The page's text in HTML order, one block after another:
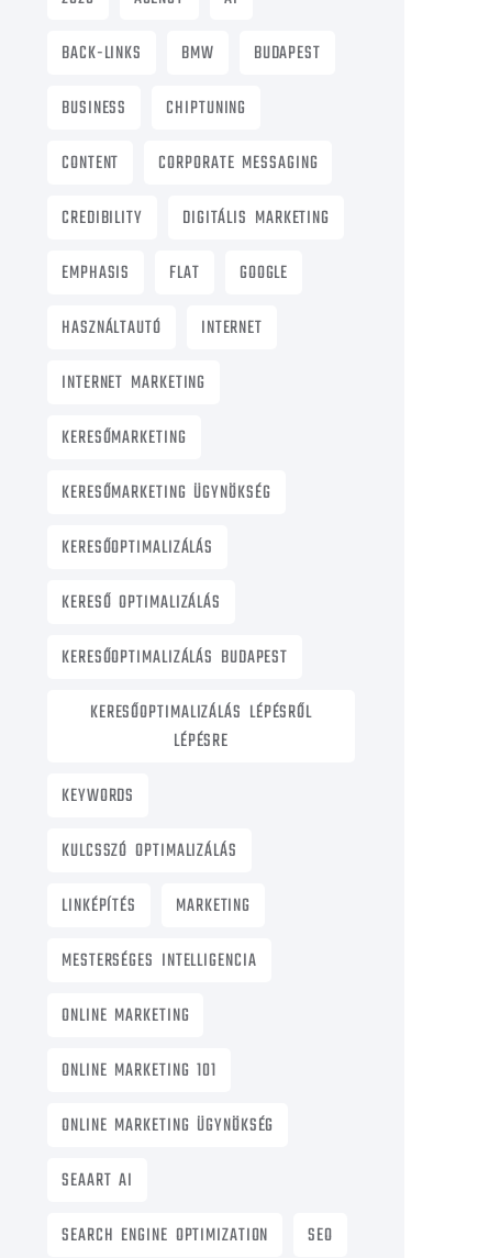
BACK-LINKS
BMW
BUDAPEST
BUSINESS
CHIPTUNING
CONTENT
CORPORATE MESSAGING
CREDIBILITY
DIGITÁLIS MARKETING
EMPHASIS
FLAT
GOOGLE
HASZNÁLTAUTÓ
INTERNET
INTERNET MARKETING
KERESŐMARKETING
KERESŐMARKETING ÜGYNÖKSÉG
KERESŐOPTIMALIZÁLÁS
KERESŐ OPTIMALIZÁLÁS
KERESŐOPTIMALIZÁLÁS BUDAPEST
KERESŐOPTIMALIZÁLÁS LÉPÉSRŐL
LÉPÉSRE
KEYWORDS
KULCSSZÓ OPTIMALIZÁLÁS
LINKÉPÍTÉS
MARKETING
MESTERSÉGES INTELLIGENCIA
ONLINE MARKETING
ONLINE MARKETING 101
ONLINE MARKETING ÜGYNÖKSÉG
SEAART AI
SEARCH ENGINE OPTIMIZATION
SEO